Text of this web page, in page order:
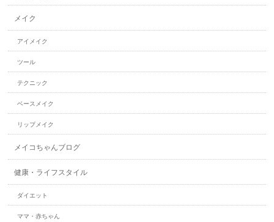
メイク
アイメイク
ツール
テクニック
ベースメイク
リップメイク
メイコちゃんブログ
健康・ライフスタイル
ダイエット
ママ・赤ちゃん